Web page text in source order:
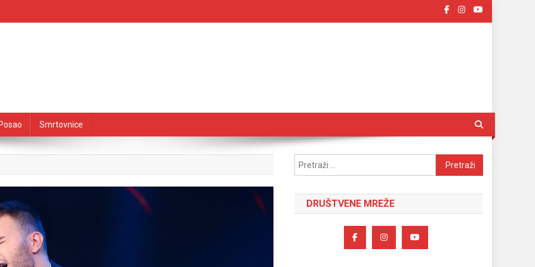
Posao Smrtovnice
Pretraži:
DRUŠTVENE MREŽE